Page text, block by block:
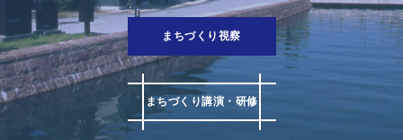
まちづくり視察
まちづくり講演・研修